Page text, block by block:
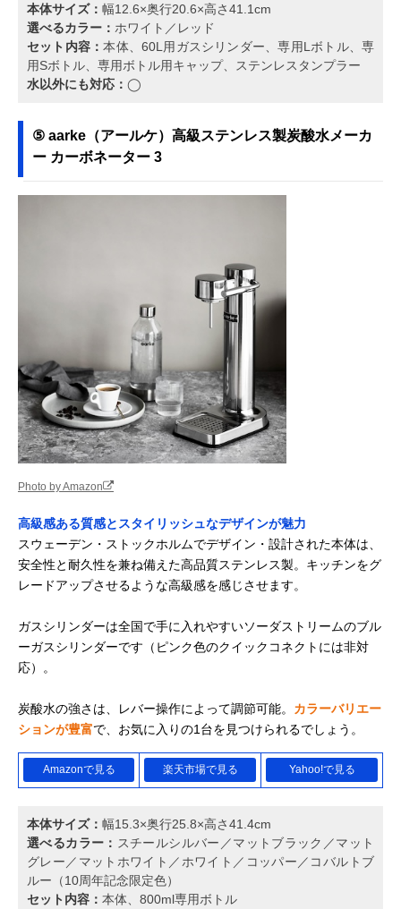
本体サイズ： 幅12.6×奥行20.6×高さ41.1cm
選べるカラー： ホワイト／レッド
セット内容：本体、60L用ガスシリンダー、専用Lボトル、専
用Sボトル、専用ボトル用キャップ、ステンレスタンプラー
水以外にも対応： ◯
⑤ aarke（アールケ）高級ステンレス製炭酸水メーカ
ー カーボネーター 3
Photo by Amazon
高級感ある質感とスタイリッシュなデザインが魅力
スウェーデン・ストックホルムでデザイン・設計された本体は、
安全性と耐久性を兼ね備えた高品質ステンレス製。キッチンをグ
レードアップさせるような高級感を感じさせます。
ガスシリンダーは全国で手に入れやすいソーダストリームのブル
ーガスシリンダーです（ピンク色のクイックコネクトには非対
応）。
炭酸水の強さは、レバー操作によって調節可能。 カラーバリエー
ションが豊富で、お気に入りの1台を見つけられるでしょう。
Amazonで見る 楽天市場で見る Yahoo!で見る
本体サイズ： 幅15.3×奥行25.8×高さ41.4cm
選べるカラー： スチールシルバー／マットブラック／マット
グレー／マットホワイト／ホワイト／コッパー／コバルトブ
ルー（10周年記念限定色）
セット内容： 本体、800ml専用ボトル